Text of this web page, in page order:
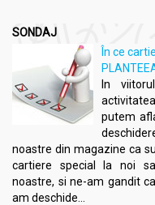
Roiniță (Melissa
Sunătoare
mg
Lavandă
10:1 din flori – 50 mg
Valeriană
0,3% acizi
Ulei esențial de
Dioxid de siliciu
Stearat de
Celuloză
SONDAJ
În ce
In
putem
noastre din magazine ca
cartiere special la noi
noastre, si ne-am gandit
am deschide...